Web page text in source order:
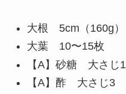
大根 5cm（160g）
大葉 10〜15枚
【A】砂糖 大さじ1
【A】酢 大さじ3